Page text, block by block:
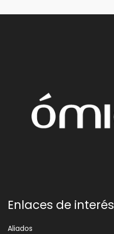
Enlaces de interés
Aliados